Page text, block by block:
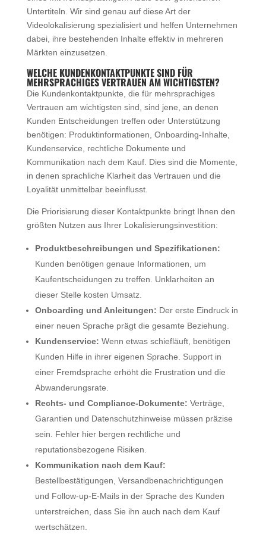
Untertiteln. Wir sind genau auf diese Art der
Videolokalisierung spezialisiert und helfen Unternehmen
dabei, ihre bestehenden Inhalte effektiv in mehreren
Märkten einzusetzen.
WELCHE KUNDENKONTAKTPUNKTE SIND FÜR
MEHRSPRACHIGES VERTRAUEN AM WICHTIGSTEN?
Die Kundenkontaktpunkte, die für mehrsprachiges
Vertrauen am wichtigsten sind, sind jene, an denen
Kunden Entscheidungen treffen oder Unterstützung
benötigen: Produktinformationen, Onboarding-Inhalte,
Kundenservice, rechtliche Dokumente und
Kommunikation nach dem Kauf. Dies sind die Momente,
in denen sprachliche Klarheit das Vertrauen und die
Loyalität unmittelbar beeinflusst.
Die Priorisierung dieser Kontaktpunkte bringt Ihnen den
größten Nutzen aus Ihrer Lokalisierungsinvestition:
Produktbeschreibungen und Spezifikationen:
Kunden benötigen genaue Informationen, um
Kaufentscheidungen zu treffen. Unklarheiten an
dieser Stelle kosten Umsatz.
Onboarding und Anleitungen: Der erste Eindruck in
einer neuen Sprache prägt die gesamte Beziehung.
Kundenservice: Wenn etwas schiefläuft, benötigen
Kunden Hilfe in ihrer eigenen Sprache. Support in
einer Fremdsprache erhöht die Frustration und die
Abwanderungsrate.
Rechts- und Compliance-Dokumente: Verträge,
Garantien und Datenschutzhinweise müssen präzise
sein. Fehler hier bergen rechtliche und
reputationsbezogene Risiken.
Kommunikation nach dem Kauf:
Bestellbestätigungen, Versandbenachrichtigungen
und Follow-up-E-Mails in der Sprache des Kunden
unterstreichen, dass Sie ihn auch nach dem Kauf
wertschätzen.